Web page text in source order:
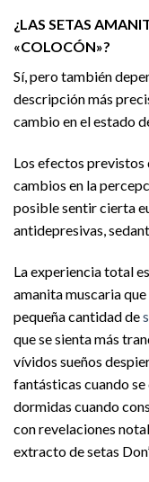
¿LAS SETAS
«COLOCÓN»?
Sí, pero también
descripción más
cambio en el estado
Los efectos previstos
cambios en la
posible sentir cierta
antidepresivas,
La experiencia total
amanita muscaria que
pequeña cantidad de
que se sienta más
vívidos sueños
fantásticas cuando se
dormidas cuando
con revelaciones
extracto de setas